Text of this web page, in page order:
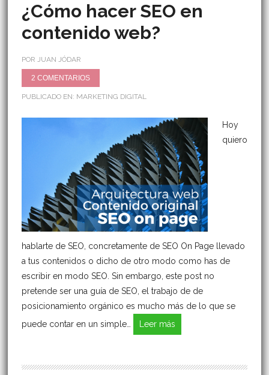
¿Cómo hacer SEO en
contenido web?
POR JUAN JÓDAR
2 COMENTARIOS
PUBLICADO EN: MARKETING DIGITAL
Hoy
quiero
hablarte de SEO, concretamente de SEO On Page llevado
a tus contenidos o dicho de otro modo como has de
escribir en modo SEO. Sin embargo, este post no
pretende ser una guía de SEO, el trabajo de de
posicionamiento orgánico es mucho más de lo que se
puede contar en un simple…
Leer más